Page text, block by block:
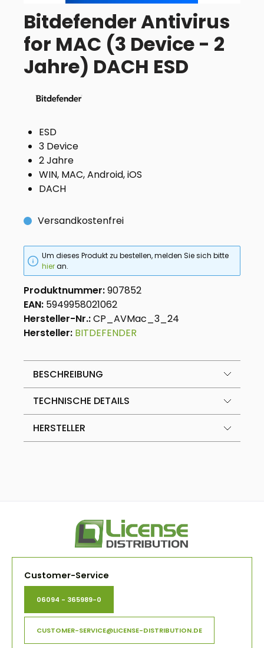
Bitdefender Antivirus
for MAC (3 Device - 2
Jahre) DACH ESD
ESD
3 Device
2 Jahre
WIN, MAC, Android, iOS
DACH
Versandkostenfrei
Um dieses Produkt zu bestellen, melden Sie sich bitte
hieran.
Produktnummer:907852
EAN: 5949958021062
Hersteller-Nr.:CP_AVMac_3_24
Hersteller: BITDEFENDER
BESCHREIBUNG
TECHNISCHE DETAILS
HERSTELLER
Customer-Service
06094 - 365989-0
CUSTOMER-SERVICE@LICENSE-DISTRIBUTION.DE